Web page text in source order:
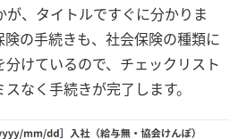
、タイトルですぐに分かりま
の手続きも、社会保険の種類に
けているので、チェックリスト
なく手続きが完了します。